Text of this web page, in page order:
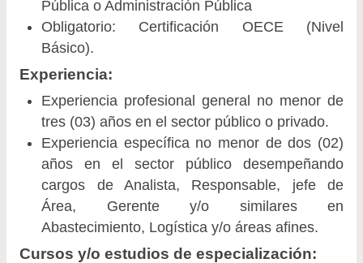
Pública o Administración Pública
Obligatorio: Certificación OECE (Nivel
Básico).
Experiencia:
Experiencia profesional general no menor de
tres (03) años en el sector público o privado.
Experiencia específica no menor de dos (02)
años en el sector público desempeñando
cargos de Analista, Responsable, jefe de
Área, Gerente y/o similares en
Abastecimiento, Logística y/o áreas afines.
Cursos y/o estudios de especialización: